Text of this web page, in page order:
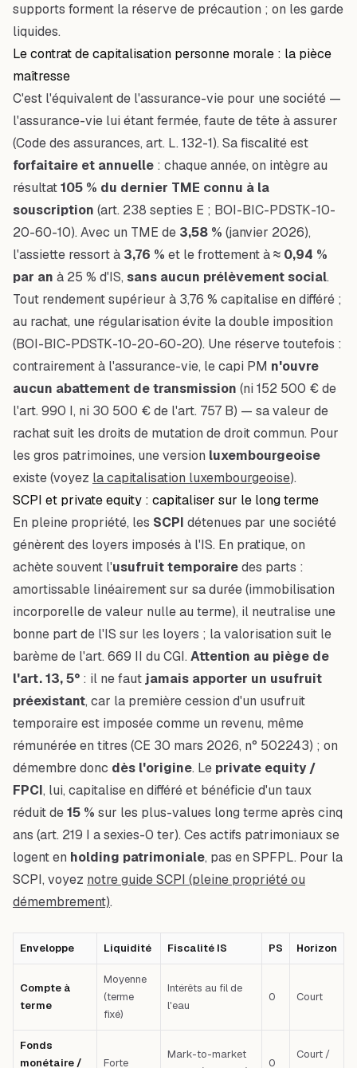
supports forment la réserve de précaution ; on les garde
liquides.
Le contrat de capitalisation personne morale : la pièce
maîtresse
C'est l'équivalent de l'assurance-vie pour une société —
l'assurance-vie lui étant fermée, faute de tête à assurer
(Code des assurances, art. L. 132-1). Sa fiscalité est
forfaitaire et annuelle : chaque année, on intègre au
résultat105 % du dernier TME connu à la
souscription (art. 238 septies E ; BOI-BIC-PDSTK-10-
20-60-10). Avec un TME de 3,58 % (janvier 2026),
l'assiette ressort à 3,76 % et le frottement à≈ 0,94 %
par an à 25 % d'IS, sans aucun prélèvement social.
Tout rendement supérieur à 3,76 % capitalise en différé ;
au rachat, une régularisation évite la double imposition
(BOI-BIC-PDSTK-10-20-60-20). Une réserve toutefois :
contrairement à l'assurance-vie, le capi PM n'ouvre
aucun abattement de transmission (ni 152 500 € de
l'art. 990 I, ni 30 500 € de l'art. 757 B) — sa valeur de
rachat suit les droits de mutation de droit commun. Pour
les gros patrimoines, une version luxembourgeoise
existe (voyez la capitalisation luxembourgeoise).
SCPI et private equity : capitaliser sur le long terme
En pleine propriété, les SCPI détenues par une société
génèrent des loyers imposés à l'IS. En pratique, on
achète souvent l'usufruit temporairedes parts :
amortissable linéairement sur sa durée (immobilisation
incorporelle de valeur nulle au terme), il neutralise une
bonne part de l'IS sur les loyers ; la valorisation suit le
barème de l'art. 669 II du CGI. Attention au piège de
l'art. 13, 5° : il ne faut jamais apporter un usufruit
préexistant, car la première cession d'un usufruit
temporaire est imposée comme un revenu, même
rémunérée en titres (CE 30 mars 2026, n° 502243) ; on
démembre donc dès l'origine. Le private equity /
FPCI, lui, capitalise en différé et bénéficie d'un taux
réduit de15 % sur les plus-values long terme après cinq
ans (art. 219 I a sexies-0 ter). Ces actifs patrimoniaux se
logent en holding patrimoniale, pas en SPFPL. Pour la
SCPI, voyez notre guide SCPI (pleine propriété ou
démembrement).
Enveloppe Liquidité Fiscalité IS PS Horizon
Compte à
terme
Moyenne
(terme
fixé)
Intérêts au fil de
l'eau
0 Court
Fonds
monétaire /
Forte
Mark-to-market
0
Court /